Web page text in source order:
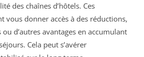
des chaînes d’hôtels. Ces
vous donner accès à des réductions,
d’autres avantages en accumulant
Cela peut s’avérer